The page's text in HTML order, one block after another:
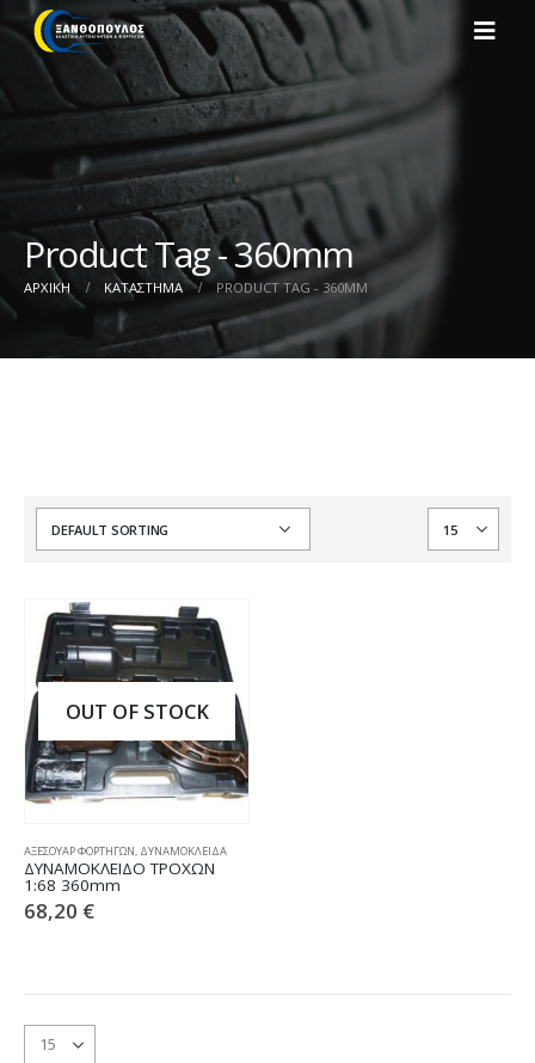
Product Tag - 360mm
ΑΡΧΙΚΉ ΚΑΤΆΣΤΗΜΑ PRODUCT TAG - 360MM
OUT OF STOCK
ΑΞΕΣΟΥΑΡ ΦΟΡΤΗΓΩΝ, ΔΥΝΑΜΟΚΛΕΙΔΑ
ΔΥΝΑΜΟΚΛΕΙΔO ΤΡΟΧΩΝ
1:68 360mm
68,20 €